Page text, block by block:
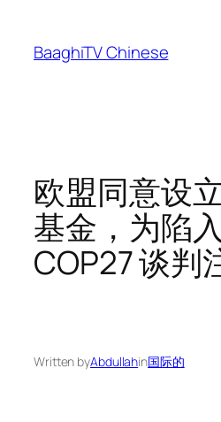
content
BaaghiTV Chinese
欧盟同意设
基金，为陷
COP27 谈判
Written byAbdullahin国际的